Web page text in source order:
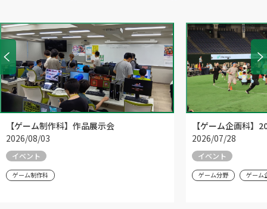
【ゲーム制作科】作品展示会
2026/08/03
イベント
ゲーム制作科
【ゲーム企画科】
2026/07/28
イベント
ゲーム分野 ゲーム